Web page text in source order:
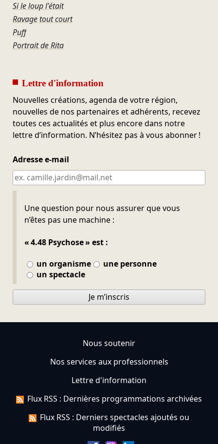
Si le loup l'était
Ravage tout court
Puff
Portrait de Rita
Lettre d'information
Nouvelles créations, agenda de votre région,
nouvelles de nos partenaires et adhérents, recevez
toutes ces actualités et plus encore dans notre
lettre d’information. N’hésitez pas à vous abonner !
Adresse e-mail
Une question pour nous assurer que vous
n’êtes pas une machine :
« 4.48 Psychose » est :
un organisme
une personne
un spectacle
Ne pas remplir
Je m’inscris
Nous soutenir
Nos services aux professionnels
Lettre d'information
Flux RSS : Dernières programmations archivées
Flux RSS : Derniers spectacles ajoutés ou
modifiés